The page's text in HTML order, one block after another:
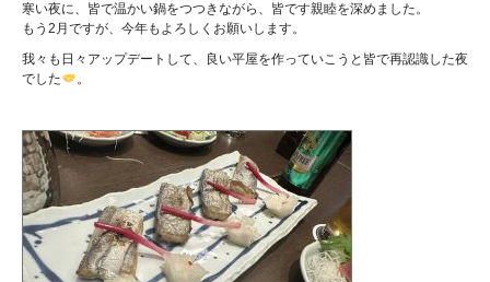
寒い夜に、皆で温かい鍋をつつきながら、皆です親睦を深めました。
もう2月ですが、今年もよろしくお願いします。
我々も日々アップデートして、良い平屋を作っていこうと皆で再認識した夜
でした
。